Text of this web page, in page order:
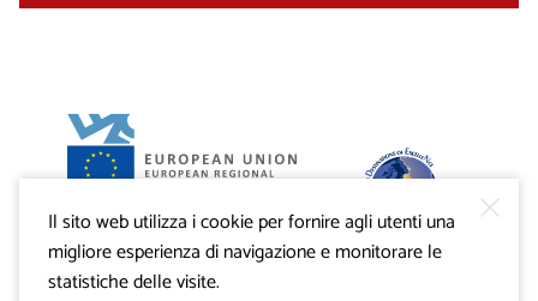
Progetto VisitKras. L’investimento è cofinanziato dalla
Repubblica di Slovenia e dal Fondo europeo di sviluppo
regionale dell’Unione Europea.
Il sito web utilizza i cookie per fornire agli utenti una
migliore esperienza di navigazione e monitorare le
statistiche delle visite.